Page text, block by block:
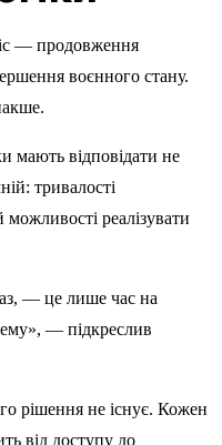
— продовження
воєнного стану.
мають відповідати не
тривалості
реалізувати
— це лише час на
— підкреслив
рішення не існує. Кожен
від доступу до